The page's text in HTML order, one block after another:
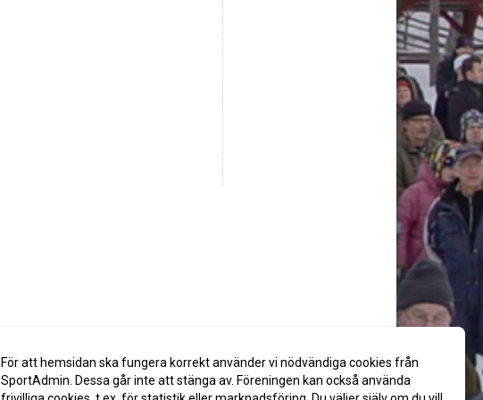
För att hemsidan ska fungera korrekt använder vi nödvändiga cookies från
SportAdmin. Dessa går inte att stänga av. Föreningen kan också använda